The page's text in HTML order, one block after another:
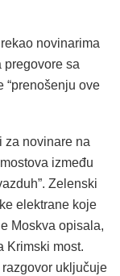
novinarima
pregovore sa
“prenošenju ove
za novinare na
između
Zelenski
elektrane koje
Moskva opisala,
Krimski most.
uključuje